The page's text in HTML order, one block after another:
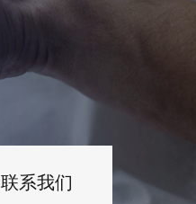
联系我们